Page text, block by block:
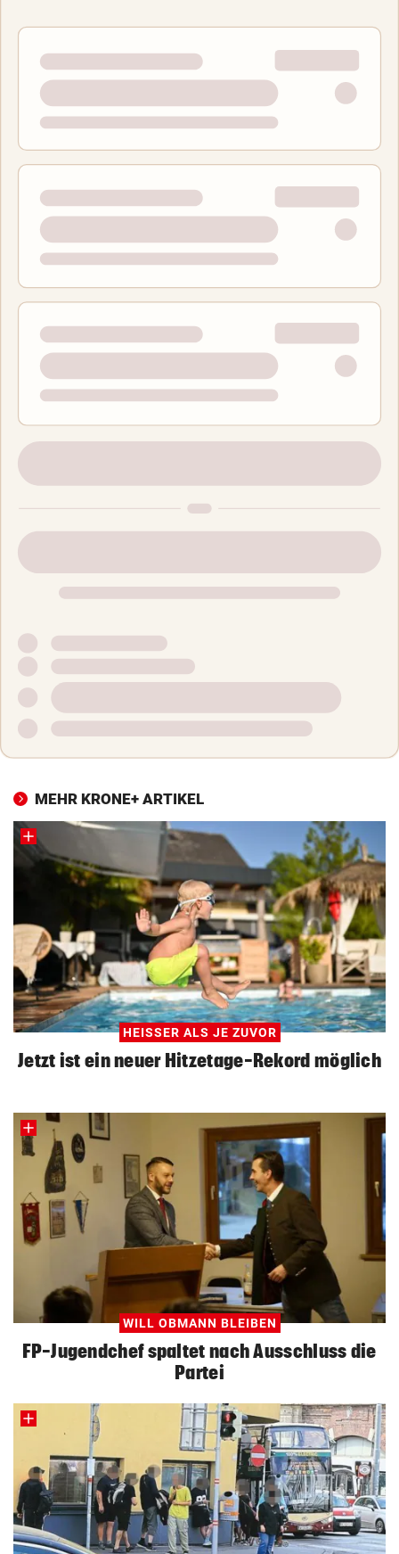
MEHR KRONE+ ARTIKEL
HEISSER ALS JE ZUVOR
Jetzt ist ein neuer Hitzetage-Rekord möglich
WILL OBMANN BLEIBEN
FP-Jugendchef spaltet nach Ausschluss die
Partei